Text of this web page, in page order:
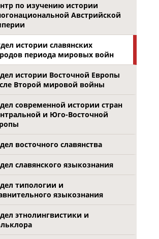
по изучению истории
Австрийской
истории славянских
периода мировых войн
истории Восточной Европы
Второй мировой войны
современной истории стран
и Юго-Восточной
восточного славянства
славянского языкознания
типологии и
языкознания
этнолингвистики и